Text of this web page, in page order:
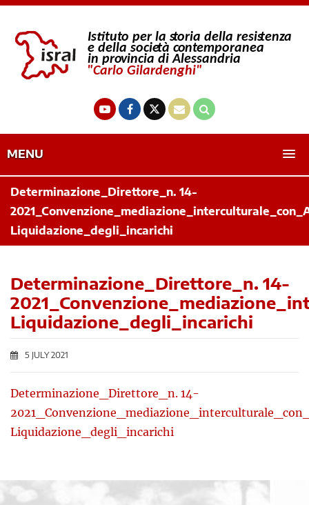
MENU
Determinazione_Direttore_n. 14-
Liquidazione_degli_incarichi
Determinazione_Direttore_n. 14-
Liquidazione_degli_incarichi
5 JULY 2021
Determinazione_Direttore_n. 14-
Liquidazione_degli_incarichi